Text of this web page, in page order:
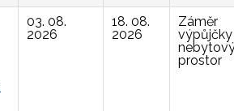
03. 08.
2026
18. 08.
2026
Záměr
výpůjčky
prostor